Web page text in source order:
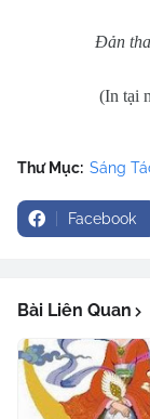
Đản
(In tại
Thư Mục: Sáng
Facebook
Bài Liên Quan